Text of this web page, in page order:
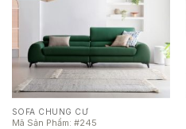
SOFA CHUNG CƯ
Mã Sản Phẩm: #245